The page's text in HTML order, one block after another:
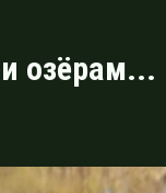
озёрам...